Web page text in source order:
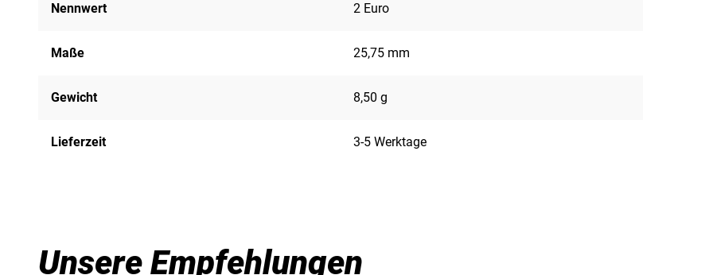
Nennwert 2 Euro
Maße 25,75 mm
Gewicht 8,50 g
Lieferzeit 3-5 Werktage
Unsere Empfehlungen